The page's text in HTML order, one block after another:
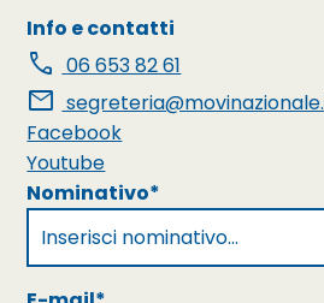
Info e contatti
call 06 653 82 61
mail
Facebook
Youtube
Nominativo*